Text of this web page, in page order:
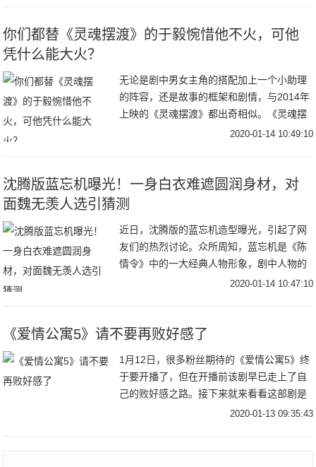
你们都替《灵魂摆渡》的于毅惋惜他不火，可他
凭什么能大火？
无论是剧中男女主角的搭配加上一个小助理
的阵容，还是故事的框架和剧情，与2014年
上映的《灵魂摆渡》都出奇相似。《灵魂摆
渡》中的九天玄女“王小娅”和作为“容器”的存
2020-01-14 10:49:10
沈腾版蓝忘机曝光！一身白衣难遮圆润身材，对
面魏无羡人选引猜测
近日，沈腾版的蓝忘机造型曝光，引起了网
友们的热烈讨论。众所周知，蓝忘机是《陈
情令》中的一大经典人物形象，剧中人物的
形象及装扮都深受众人喜爱，模仿者更是比
2020-01-14 10:47:10
《爱情公寓5》请不要再败好感了
1月12日，很多粉丝期待的《爱情公寓5》终
于要开播了，但在开播前该剧早已走上了自
己的败好感之路。接下来就来看看这部剧是
怎么败好感的。首先是播出方式，看了大部
2020-01-13 09:35:43